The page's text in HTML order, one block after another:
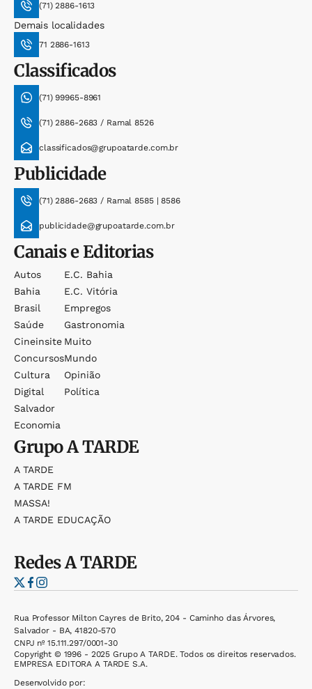
(71) 2886-1613
Demais localidades
71 2886-1613
Classificados
(71) 99965-8961
(71) 2886-2683 / Ramal 8526
classificados@grupoatarde.com.br
Publicidade
(71) 2886-2683 / Ramal 8585 | 8586
publicidade@grupoatarde.com.br
Canais e Editorias
Autos
Bahia
Brasil
Saúde
Cineinsite
Concursos
Cultura
Digital
Salvador
Economia
E.c. Bahia
E.c. Vitória
Empregos
Gastronomia
Muito
Mundo
Opinião
Política
GrupoA TARDE
A TARDE
A TARDE FM
MASSA!
A TARDE EDUCAÇÃO
RedesA TARDE
Rua Professor Milton Cayres de Brito, 204 - Caminho das Árvores,
Salvador - BA, 41820-570
CNPJ nº 15.111.297/0001-30
Copyright © 1996 - 2025 Grupo A TARDE. Todos os direitos reservados.
EMPRESA EDITORA A TARDE S.A.
Desenvolvido por: